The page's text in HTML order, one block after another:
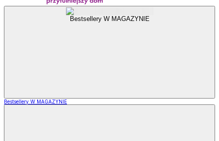
Bestsellery W MAGAZYNIE
Bestsellery W MAGAZYNIE